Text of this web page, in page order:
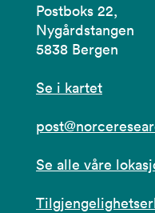
Postboks 22,
Nygårdstangen
5838 Bergen
Se i kartet
Se alle våre